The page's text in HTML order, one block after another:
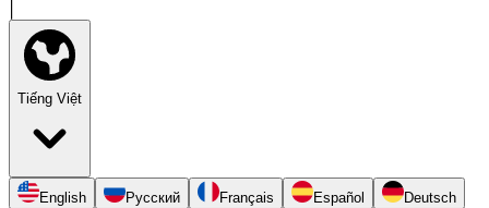
Tiếng Việt
English Русский Français Español
Deutsch